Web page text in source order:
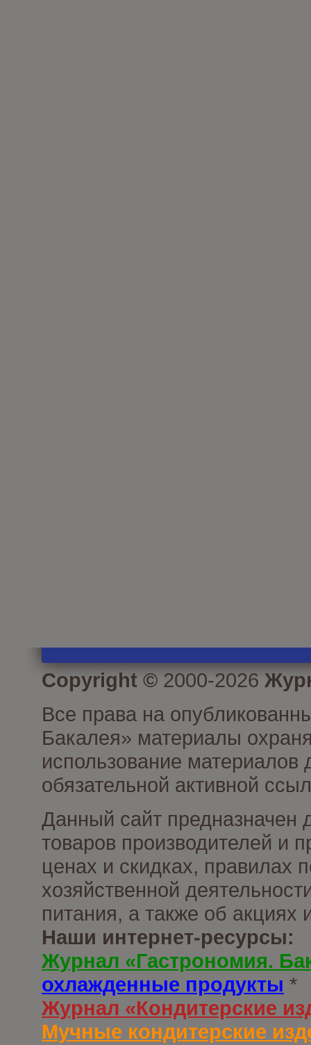
Copyright © 2000-2026
Все права на
Бакалея» материалы
использование материалов
обязательной активной
Данный сайт предназначен
товаров производителей и
ценах и скидках, правилах
хозяйственной
питания, а также об
Наши интернет-ресурсы:
Журнал «Гастрономия.
охлажденные продукты *
Журнал «Кондитерские
Мучные кондитерские